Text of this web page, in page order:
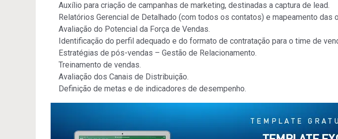
Auxílio para criação de campanhas de marketing, destinadas a captura de lead.
Relatórios Gerencial de Detalhado (com todos os contatos) e mapeamento das
Avaliação do Potencial da Força de Vendas.
Identificação do perfil adequado e do formato de contratação para o time de
Estratégias de pós-vendas – Gestão de Relacionamento.
Treinamento de vendas.
Avaliação dos Canais de Distribuição.
Definição de metas e de indicadores de desempenho.